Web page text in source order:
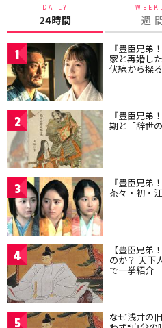
DAILY
24時間 週
1 『豊臣兄弟
家と再婚し
伏線から探る
2 『豊臣兄弟
期と「辞世
3 『豊臣兄弟
茶々・初・
4 【豊臣兄弟
のか？ 天下
で一挙紹介
5 なぜ浅井の